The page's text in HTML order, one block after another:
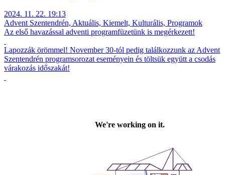
2024. 11. 22. 19:13
Advent Szentendrén, Aktuális, Kiemelt, Kulturális, Programok
Az első havazással adventi programfüzetünk is megérkezett!
Lapozzák örömmel! November 30-tól pedig találkozzunk az Advent
Szentendrén programsorozat eseményein és töltsük együtt a csodás
várakozás időszakát!